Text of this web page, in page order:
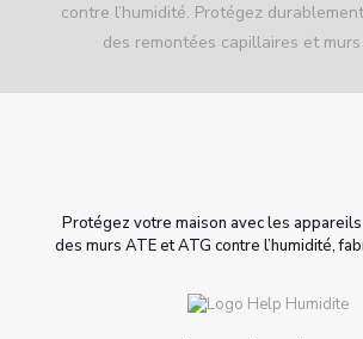
contre l’humidité. Protégez
des remontées capillaires et murs
Protégez votre maison avec les appareils
des murs ATE et ATG contre l’humidité,